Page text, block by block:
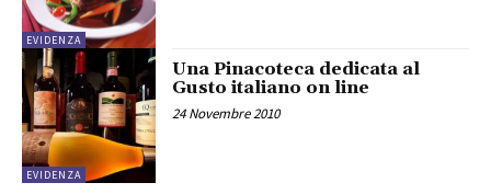
EVIDENZA
EVIDENZA
Una Pinacoteca dedicata al
Gusto italiano on line
24 Novembre 2010